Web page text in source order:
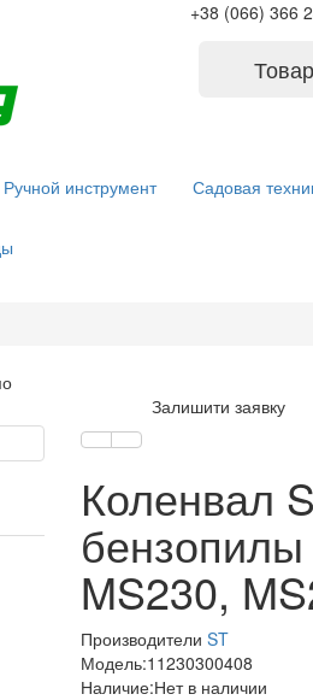
+38 (066) 366
Ручной инструмент Садовая
Залишити заявку
Коленвал
MS230,
Производители ST
Модель:11230300408
Наличие:Нет в наличии